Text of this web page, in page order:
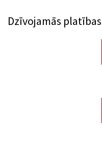
Dzīvojamās platības